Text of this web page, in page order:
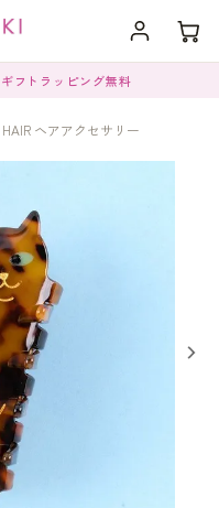
フトラッピング無料
HAIR ヘアアクセサリー